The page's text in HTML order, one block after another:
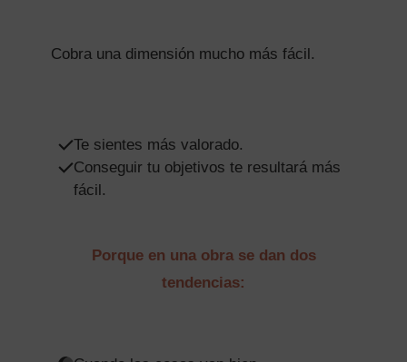
Cobra una dimensión mucho más fácil.
Te sientes más valorado.
Conseguir tu objetivos te resultará más
fácil.
Porque en una obra se dan dos
tendencias: